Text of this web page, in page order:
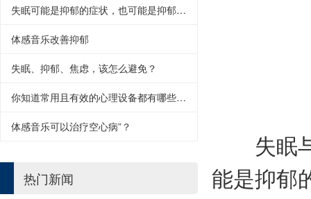
失眠可能是抑郁的症状，也可能是抑郁的诱因
体感音乐改善抑郁
失眠、抑郁、焦虑，该怎么避免？
你知道常用且有效的心理设备都有哪些吗？
体感音乐可以治疗空心病”？
热门新闻
失眠与
能是抑郁